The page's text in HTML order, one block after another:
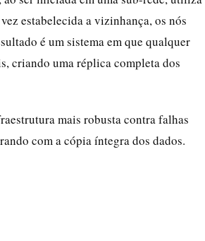
estabelecida a vizinhança, os nós
é um sistema em que qualquer
criando uma réplica completa dos
mais robusta contra falhas
com a cópia íntegra dos dados.